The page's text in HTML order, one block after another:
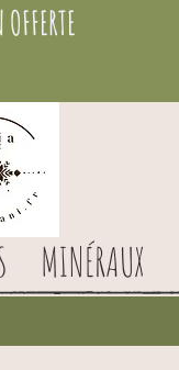
MINÉRAUX